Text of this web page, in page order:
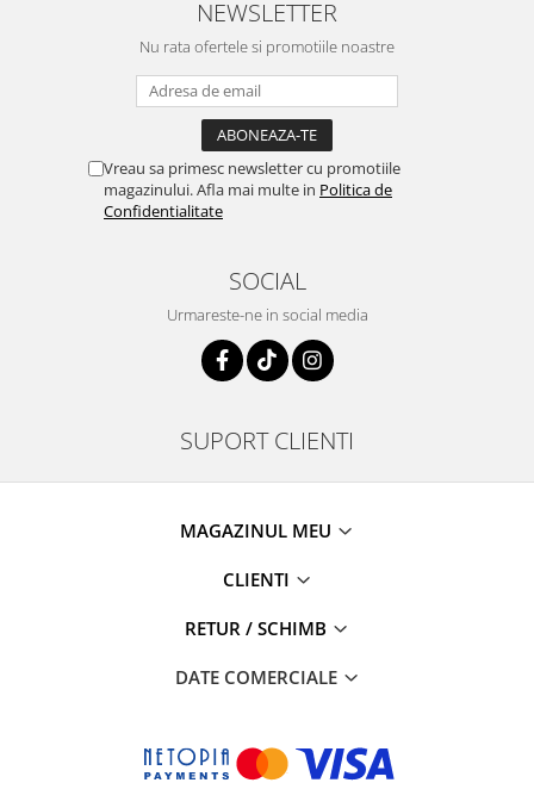
NEWSLETTER
Nu rata ofertele si promotiile noastre
Vreau sa primesc newsletter cu promotiile
magazinului. Afla mai multe in Politica de
Confidentialitate
SOCIAL
Urmareste-ne in social media
SUPORT CLIENTI
MAGAZINUL MEU
CLIENTI
RETUR / SCHIMB
DATE COMERCIALE